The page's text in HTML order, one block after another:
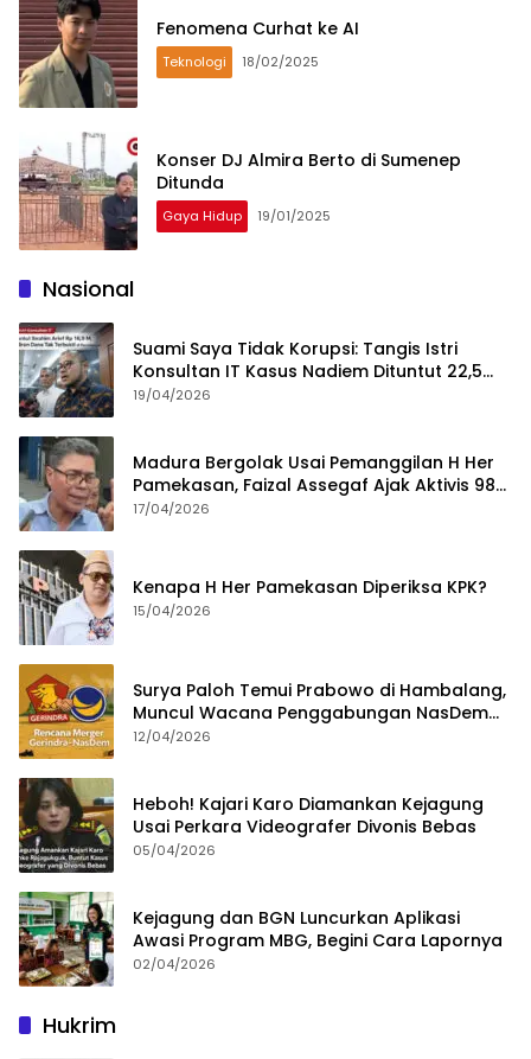
Fenomena Curhat ke AI
Teknologi 18/02/2025
Konser DJ Almira Berto di Sumenep
Ditunda
Gaya Hidup 19/01/2025
Nasional
Suami Saya Tidak Korupsi: Tangis Istri
Konsultan IT Kasus Nadiem Dituntut 22,5
Tahun
19/04/2026
Madura Bergolak Usai Pemanggilan H Her
Pamekasan, Faizal Assegaf Ajak Aktivis 98
Bongkar Permainan KPK
17/04/2026
Kenapa H Her Pamekasan Diperiksa KPK?
15/04/2026
Surya Paloh Temui Prabowo di Hambalang,
Muncul Wacana Penggabungan NasDem
dan Gerindra
12/04/2026
Heboh! Kajari Karo Diamankan Kejagung
Usai Perkara Videografer Divonis Bebas
05/04/2026
Kejagung dan BGN Luncurkan Aplikasi
Awasi Program MBG, Begini Cara Lapornya
02/04/2026
Hukrim